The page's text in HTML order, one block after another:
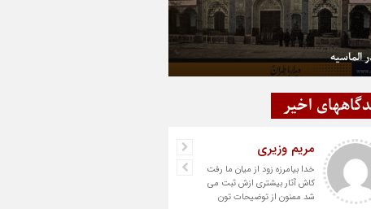
الماسیه
اخیر
مریم وزیری
خدا بیامرزه زود از میان ما رفت
کاش آثار بیشتری ازش ثبت می
شد ممنون از توضیحات تون